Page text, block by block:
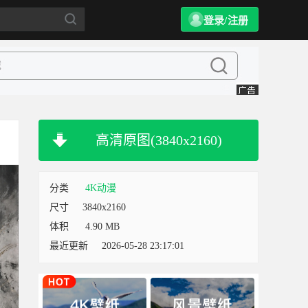
登录/注册
高清原图(3840x2160)
分类
4K动漫
尺寸
3840x2160
体积
4.90 MB
最近更新
2026-05-28 23:17:01